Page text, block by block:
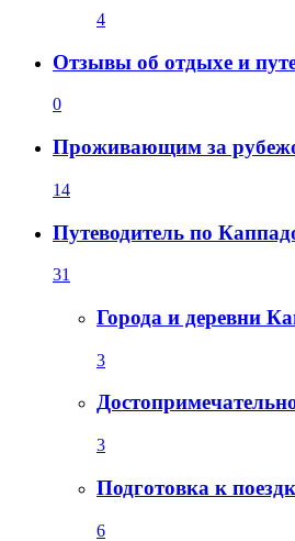
4
Отзывы об отдыхе и
0
Проживающим за
14
Путеводитель по
31
Города и деревни
3
3
Подготовка к
6